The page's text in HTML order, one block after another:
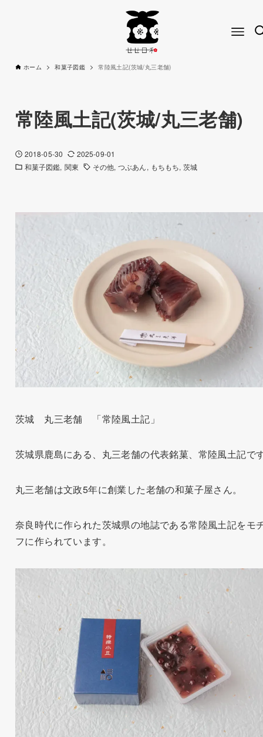
ホーム 和菓子図鑑 常陸風土記(茨城/丸三老舗)
常陸風土記(茨城/丸三老舗)
2018-05-30
2025-09-01
和菓子図鑑 関東 その他 つぶあん もちもち 茨城
茨城 丸三老舗 「常陸風土記」
茨城県鹿島にある、丸三老舗の代表銘菓、常陸風土記で
丸三老舗は文政5年に創業した老舗の和菓子屋さん。
奈良時代に作られた茨城県の地誌である常陸風土記をモ
フに作られています。